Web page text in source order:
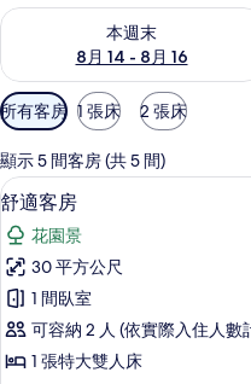
本週末
8月 14 - 8月 16
查看本週末 (8月 14 - 8月 16)
可
用
的
客
房
篩
選
條
件
所有客房 1 張床 2 張床
顯示 5 間客房 (共 5 間)
顯
示
舒
適
客
房
2
舒適客房
花園景
30 平方公尺
1 間臥室
可容納 2 人 (依實際入住人數
1 張特大雙人床